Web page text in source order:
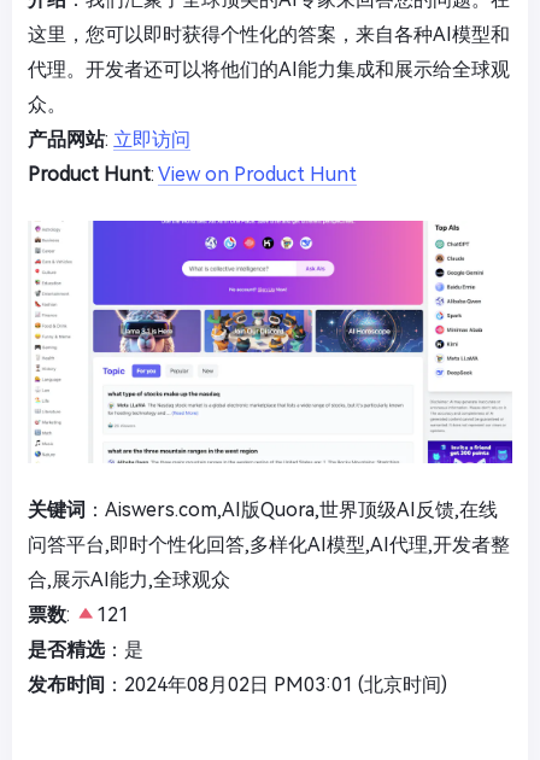
这里，您可以即时获得个性化的答案，来自各种AI模型和
代理。开发者还可以将他们的AI能力集成和展示给全球观
众。
产品网站: 立即访问
Product Hunt: View on Product Hunt
关键词 ：Aiswers.com,AI版Quora,世界顶级AI反馈,在线
问答平台,即时个性化回答,多样化AI模型,AI代理,开发者整
合,展示AI能力,全球观众
票数:
121
是否精选：是
发布时间 ：2024年08月02日 PM03:01 (北京时间)